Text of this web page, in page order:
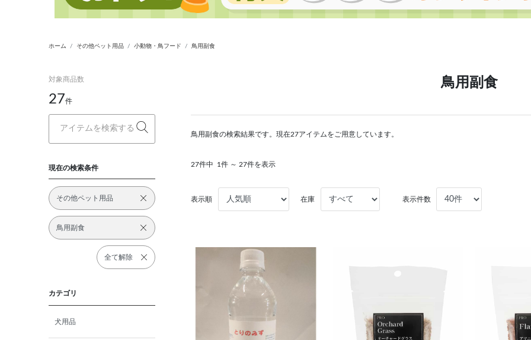
ホーム その他ペット用品 小動物・鳥フード 鳥用副食
対象商品数
27件
現在の検索条件
その他ペット用品
鳥用副食
全て解除
カテゴリ
犬用品
鳥用副食
鳥用副食の検索結果です。現在27アイテムをご用意しています。
27件中 1件 ～ 27件を表示
表示順 在庫 表示件数